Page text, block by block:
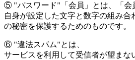
⑤ "パスワード" 「会員」とは、「会
自身が設定した文字と数字の組み合
の秘密を保護するためのものです。
⑥ "違法スパム"とは、
サービスを利用して受信者が望まな